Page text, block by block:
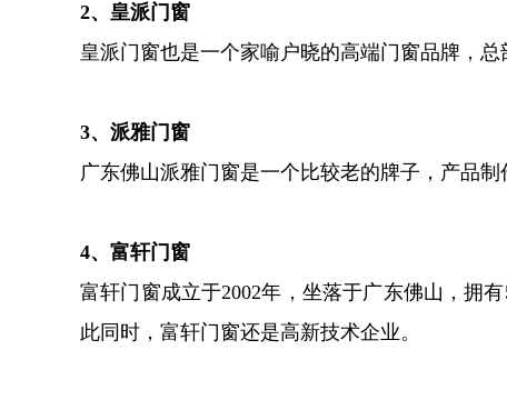
2、皇派门窗
皇派门窗也是一个家喻户晓的高端门窗品牌，
3、派雅门窗
广东佛山派雅门窗是一个比较老的牌子，产品制
4、富轩门窗
富轩门窗成立于2002年，坐落于广东佛山，拥
此同时，富轩门窗还是高新技术企业。